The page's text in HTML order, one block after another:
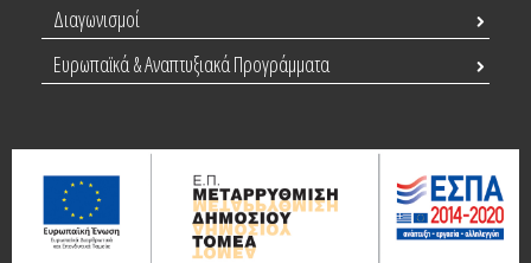
Διαγωνισμοί
Ευρωπαϊκά & Αναπτυξιακά Προγράμματα